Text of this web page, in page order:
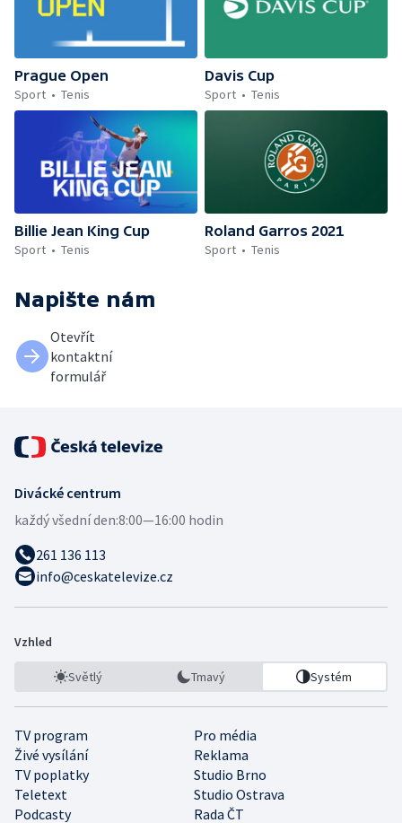
Prague Open
Sport
Tenis
Davis Cup
Sport
Tenis
Billie Jean King Cup
Sport
Tenis
Roland Garros 2021
Sport
Tenis
Napište nám
Otevřít
kontaktní
formulář
Divácké centrum
každý všední den:8:00—16:00 hodin
261 136 113
info@ceskatelevize.cz
Vzhled
Světlý Tmavý Systém
TV program
Pro média
Živé vysílání
Reklama
TV poplatky
Studio Brno
Teletext
Studio Ostrava
Podcasty
Rada ČT